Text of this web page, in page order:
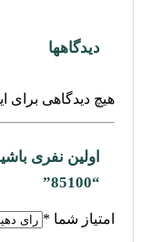
دیدگاهها
هیچ دیدگاهی
اولین نفری
“85100”
امتیاز شما *